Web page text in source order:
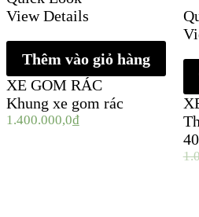
View Details
Thêm vào giỏ hàng
XE GOM RÁC
Khung xe gom rác
1.400.000,0₫